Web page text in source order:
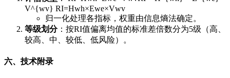
V^{wv} RI=Hwh×Ewe×Vwv
归一化处理各指标，权重由信息熵法确定。
等级划分​：按RI值偏离均值的标准差倍数分为5级（高、
较高、中、较低、低风险）。
六、技术附录